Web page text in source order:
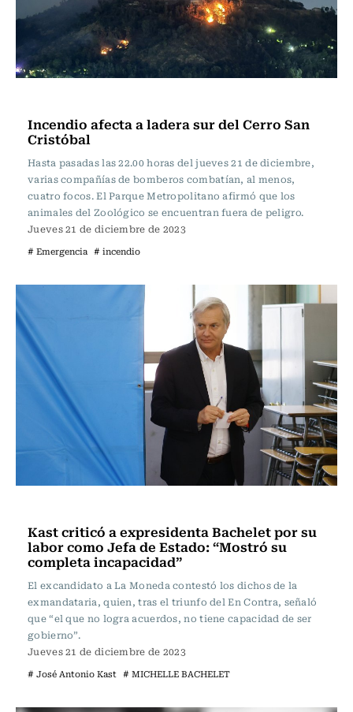
Incendio afecta a ladera sur del Cerro San
Cristóbal
Hasta pasadas las 22.00 horas del jueves 21 de diciembre,
varias compañías de bomberos combatían, al menos,
cuatro focos. El Parque Metropolitano afirmó que los
animales del Zoológico se encuentran fuera de peligro.
Jueves 21 de diciembre de 2023
# Emergencia # incendio
Kast criticó a expresidenta Bachelet por su
labor como Jefa de Estado: “Mostró su
completa incapacidad”
El excandidato a La Moneda contestó los dichos de la
exmandataria, quien, tras el triunfo del En Contra, señaló
que “el que no logra acuerdos, no tiene capacidad de ser
gobierno”.
Jueves 21 de diciembre de 2023
# José Antonio Kast # MICHELLE BACHELET